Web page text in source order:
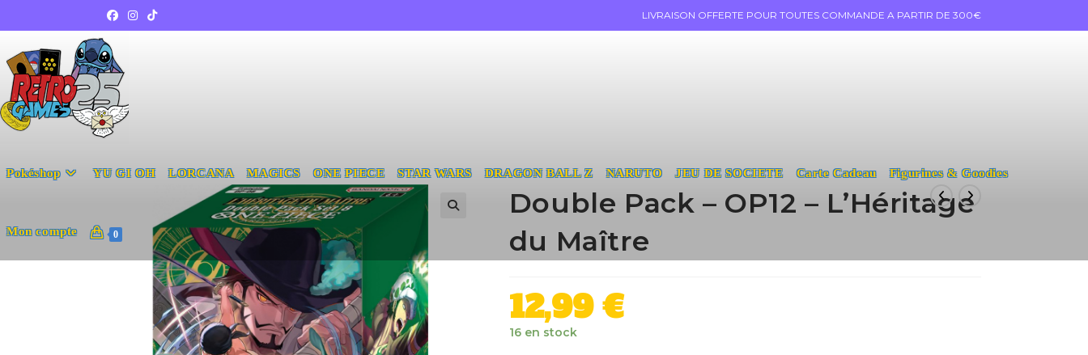
LIVRAISON OFFERTE POUR TOUTES COMMANDE A PARTIR DE 300€
Pokéshop YU GI OH LORCANA MAGICS ONE PIECE STAR WARS DRAGON BALL Z NARUTO JEU DE SOCIETE Carte Cadeau Figurines & Goodies
Mon compte 0
Double Pack – OP12 – L’Héritage
du Maître
12,99 €
16 en stock